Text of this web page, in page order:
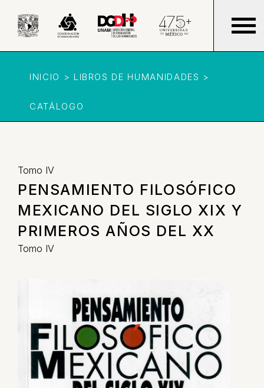
INICIO > LIBROS DE HUMANIDADES >
CATÁLOGO
Tomo IV
PENSAMIENTO FILOSÓFICO
MEXICANO DEL SIGLO XIX Y
PRIMEROS AÑOS DEL XX
Tomo IV